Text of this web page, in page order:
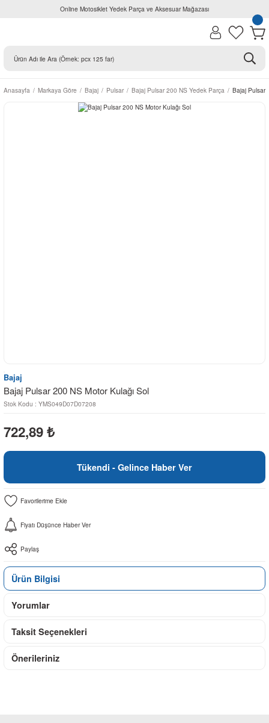
Online Motosiklet Yedek Parça ve Aksesuar Mağazası
Anasayfa Markaya Göre Bajaj Pulsar Bajaj Pulsar 200 NS Yedek Parça Bajaj Pulsar
Bajaj
Bajaj Pulsar 200 NS Motor Kulağı Sol
Stok Kodu : YMS049D07D07208
722,89 ₺
Tükendi - Gelince Haber Ver
Fiyatı Düşünce Haber Ver
Paylaş
Ürün Bilgisi
Yorumlar
Taksit Seçenekleri
Önerileriniz